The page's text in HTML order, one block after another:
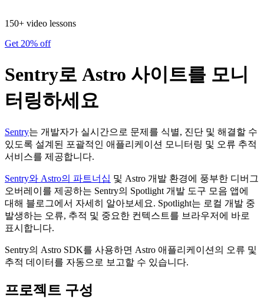
150+ video lessons
Get 20% off
Sentry로 Astro 사이트를 모니
터링하세요
Sentry는 개발자가 실시간으로 문제를 식별, 진단 및 해결할 수
있도록 설계된 포괄적인 애플리케이션 모니터링 및 오류 추적
서비스를 제공합니다.
Sentry와 Astro의 파트너십 및 Astro 개발 환경에 풍부한 디버그
오버레이를 제공하는 Sentry의 Spotlight 개발 도구 모음 앱에
대해 블로그에서 자세히 알아보세요. Spotlight는 로컬 개발 중
발생하는 오류, 추적 및 중요한 컨텍스트를 브라우저에 바로
표시합니다.
Sentry의 Astro SDK를 사용하면 Astro 애플리케이션의 오류 및
추적 데이터를 자동으로 보고할 수 있습니다.
프로젝트 구성